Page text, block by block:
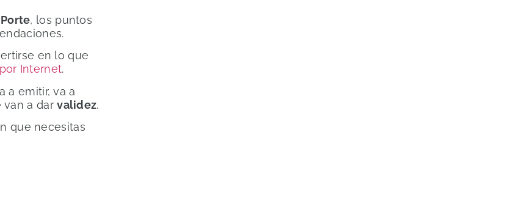
, los puntos
en lo que
Internet.
a emitir, va a
van a darvalidez.
que necesitas